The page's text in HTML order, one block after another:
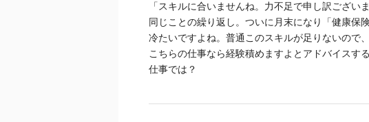
「スキルに合いませんね。力不足で申し訳ござい
同じことの繰り返し。ついに月末になり「健康保
冷たいですよね。普通このスキルが足りないので
こちらの仕事なら経験積めますよとアドバイスす
仕事では？